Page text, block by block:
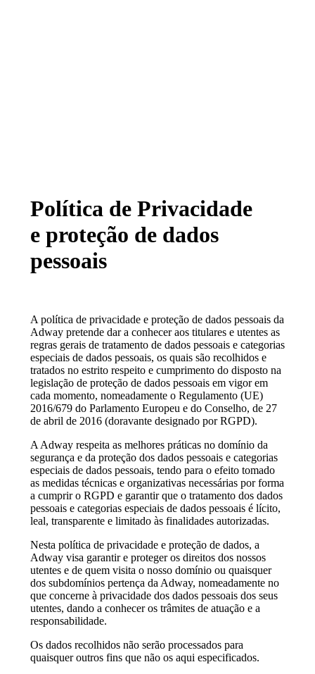
Política de Privacidade
e proteção de dados
pessoais
A política de privacidade e proteção de dados pessoais da
Adway pretende dar a conhecer aos titulares e utentes as
regras gerais de tratamento de dados pessoais e categorias
especiais de dados pessoais, os quais são recolhidos e
tratados no estrito respeito e cumprimento do disposto na
legislação de proteção de dados pessoais em vigor em
cada momento, nomeadamente o Regulamento (UE)
2016/679 do Parlamento Europeu e do Conselho, de 27
de abril de 2016 (doravante designado por RGPD).
A Adway respeita as melhores práticas no domínio da
segurança e da proteção dos dados pessoais e categorias
especiais de dados pessoais, tendo para o efeito tomado
as medidas técnicas e organizativas necessárias por forma
a cumprir o RGPD e garantir que o tratamento dos dados
pessoais e categorias especiais de dados pessoais é lícito,
leal, transparente e limitado às finalidades autorizadas.
Nesta política de privacidade e proteção de dados, a
Adway visa garantir e proteger os direitos dos nossos
utentes e de quem visita o nosso domínio ou quaisquer
dos subdomínios pertença da Adway, nomeadamente no
que concerne à privacidade dos dados pessoais dos seus
utentes, dando a conhecer os trâmites de atuação e a
responsabilidade.
Os dados recolhidos não serão processados para
quaisquer outros fins que não os aqui especificados.